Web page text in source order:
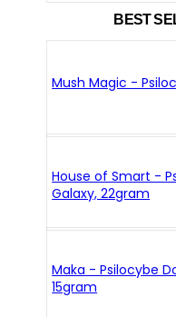
BEST
Mush Magic -
House of Smart -
Galaxy, 22gram
Maka - Psilocybe
15gram